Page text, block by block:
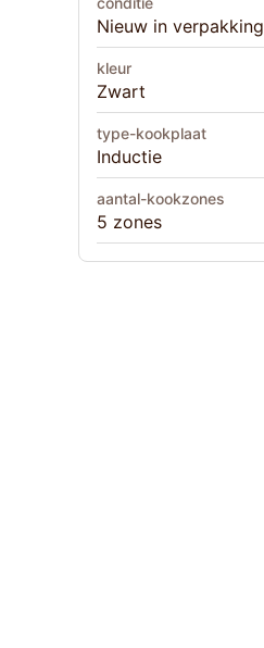
Nieuw in verpakking
kleur
Zwart
type-kookplaat
Inductie
aantal-kookzones
5 zones